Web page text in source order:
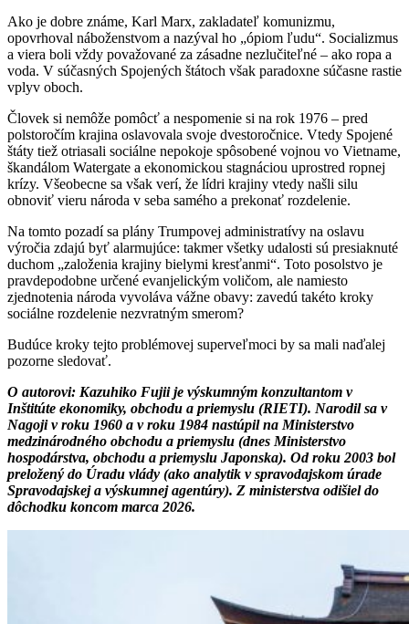
Ako je dobre známe, Karl Marx, zakladateľ komunizmu,
opovrhoval náboženstvom a nazýval ho „ópiom ľudu“. Socializmus
a viera boli vždy považované za zásadne nezlučiteľné – ako ropa a
voda. V súčasných Spojených štátoch však paradoxne súčasne rastie
vplyv oboch.
Človek si nemôže pomôcť a nespomenie si na rok 1976 – pred
polstoročím krajina oslavovala svoje dvestoročnice. Vtedy Spojené
štáty tiež otriasali sociálne nepokoje spôsobené vojnou vo Vietname,
škandálom Watergate a ekonomickou stagnáciou uprostred ropnej
krízy. Všeobecne sa však verí, že lídri krajiny vtedy našli silu
obnoviť vieru národa v seba samého a prekonať rozdelenie.
Na tomto pozadí sa plány Trumpovej administratívy na oslavu
výročia zdajú byť alarmujúce: takmer všetky udalosti sú presiaknuté
duchom „založenia krajiny bielymi kresťanmi“. Toto posolstvo je
pravdepodobne určené evanjelickým voličom, ale namiesto
zjednotenia národa vyvoláva vážne obavy: zavedú takéto kroky
sociálne rozdelenie nezvratným smerom?
Budúce kroky tejto problémovej superveľmoci by sa mali naďalej
pozorne sledovať.
O autorovi: Kazuhiko Fujii je výskumným konzultantom v
Inštitúte ekonomiky, obchodu a priemyslu (RIETI). Narodil sa v
Nagoji v roku 1960 a v roku 1984 nastúpil na Ministerstvo
medzinárodného obchodu a priemyslu (dnes Ministerstvo
hospodárstva, obchodu a priemyslu Japonska). Od roku 2003 bol
preložený do Úradu vlády (ako analytik v spravodajskom úrade
Spravodajskej a výskumnej agentúry). Z ministerstva odišiel do
dôchodku koncom marca 2026.